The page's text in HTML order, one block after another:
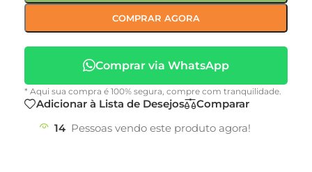
COMPRAR AGORA
Comprar via WhatsApp
* Aqui sua compra é 100% segura, compre com tranquilidade.
Adicionar à Lista de Desejos
Comparar
14 Pessoas vendo este produto agora!